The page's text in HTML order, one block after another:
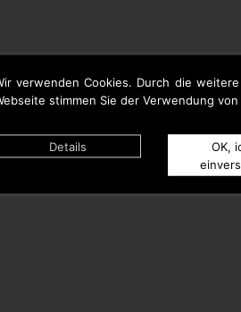
verwenden Cookies. Durch die
stimmen Sie der Verwendung von
Details
OK,
haben wollen dann geben Sie